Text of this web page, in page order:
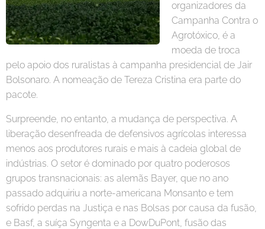
organizadores da
Campanha Contra o
Agrotóxico, é a
moeda de troca
pelo apoio dos ruralistas à campanha presidencial de Jair
Bolsonaro. A nomeação de Tereza Cristina era parte do
pacote.
Surpreende, no entanto, a mudança de perspectiva. A
liberação desenfreada de defensivos agrícolas interessa
menos aos produtores rurais e mais à cadeia global de
indústrias. O setor é dominado por quatro poderosos
grupos transnacionais: as alemãs Bayer, que no ano
passado adquiriu a norte-americana Monsanto e tem
sofrido perdas na Justiça e nas Bolsas por causa da fusão,
e Basf, a suíça Syngenta e a DowDuPont, fusão das